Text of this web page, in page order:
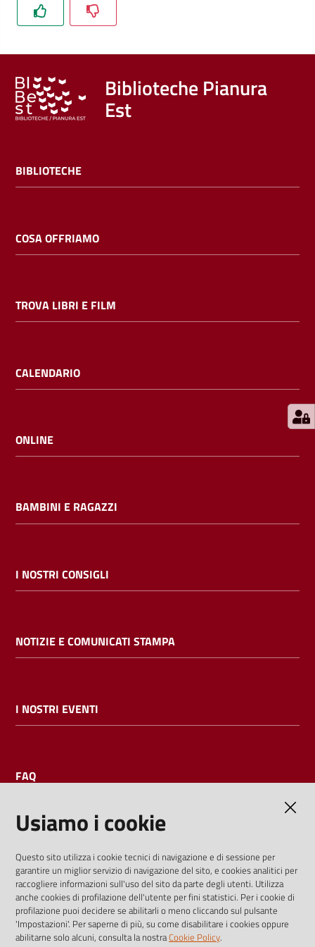
libri
film
Calendario
Bambini
E
l
i
cataloghi
bibliotecario
Biblioteche Pianura
Est
BIBLIOTECHE
COSA OFFRIAMO
TROVA LIBRI E FILM
CALENDARIO
ONLINE
BAMBINI E RAGAZZI
I NOSTRI CONSIGLI
NOTIZIE E COMUNICATI STAMPA
I NOSTRI EVENTI
FAQ
I dati personali pubblicati sono riutilizzabili solo alle condizioni
previste dalla direttiva comunitaria 2003/98/CE e dal d.lgs.
36/2006
Usiamo i cookie
Questo sito utilizza i cookie tecnici di navigazione e di sessione per
garantire un miglior servizio di navigazione del sito, e cookies analitici per
raccogliere informazioni sull'uso del sito da parte degli utenti. Utilizza
anche cookies di profilazione dell'utente per fini statistici. Per i cookie di
profilazione puoi decidere se abilitarli o meno cliccando sul pulsante
'Impostazioni'. Per saperne di più, su come disabilitare i cookies oppure
abilitarne solo alcuni, consulta la nostraCookie Policy.